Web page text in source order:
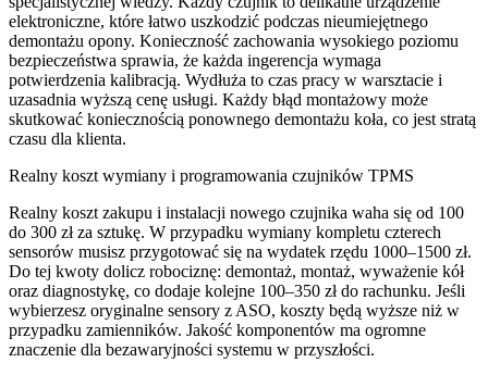
elektroniczne, które łatwo uszkodzić podczas nieumiejętnego
demontażu opony. Konieczność zachowania wysokiego poziomu
bezpieczeństwa sprawia, że każda ingerencja wymaga
potwierdzenia kalibracją. Wydłuża to czas pracy w warsztacie i
uzasadnia wyższą cenę usługi. Każdy błąd montażowy może
skutkować koniecznością ponownego demontażu koła, co jest stratą
czasu dla klienta.
Realny koszt wymiany i programowania czujników TPMS
Realny koszt zakupu i instalacji nowego czujnika waha się od 100
do 300 zł za sztukę. W przypadku wymiany kompletu czterech
sensorów musisz przygotować się na wydatek rzędu 1000–1500 zł.
Do tej kwoty dolicz robociznę: demontaż, montaż, wyważenie kół
oraz diagnostykę, co dodaje kolejne 100–350 zł do rachunku. Jeśli
wybierzesz oryginalne sensory z ASO, koszty będą wyższe niż w
przypadku zamienników. Jakość komponentów ma ogromne
znaczenie dla bezawaryjności systemu w przyszłości.